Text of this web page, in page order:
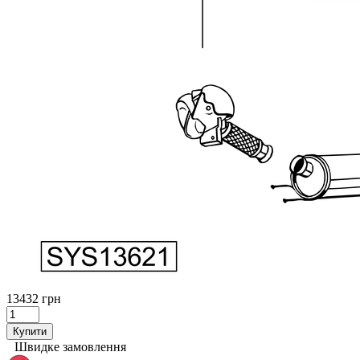
13432 грн
Купити
Швидке замовлення